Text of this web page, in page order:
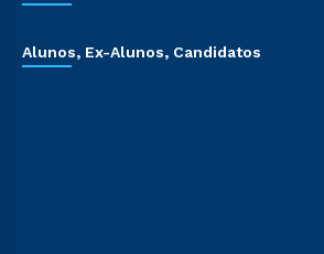
Alunos, Ex-Alunos, Candidatos